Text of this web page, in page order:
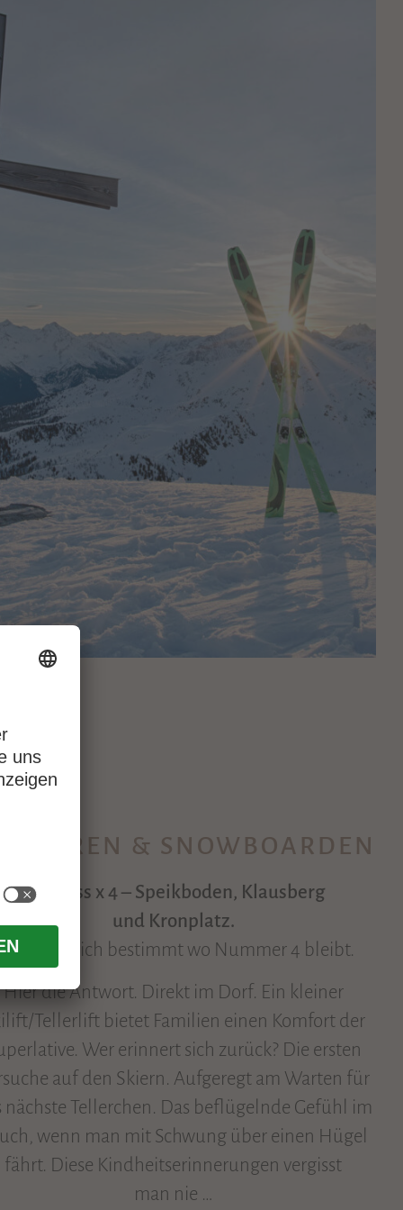
& SNOWBOARDEN
Skispass x 4 – Speikboden, Klausberg
und Kronplatz.
fragst dich bestimmt wo Nummer 4 bleibt.
Hier die Antwort. Direkt im Dorf. Ein kleiner
Tellerlift bietet Familien einen Komfort der
Wer erinnert sich zurück? Die ersten
auf den Skiern. Aufgeregt am Warten für
nächste Tellerchen. Das beflügelnde Gefühl im
wenn man mit Schwung über einen Hügel
fährt. Diese Kindheitserinnerungen vergisst
man nie …